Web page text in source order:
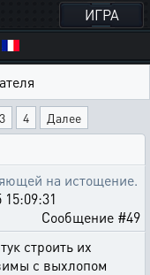
ИГРА
3 4
Далее
на истощение.
15:09:31
Сообщение #49
строить их
с выхлопом